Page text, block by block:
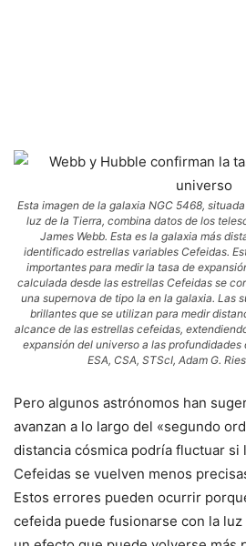
Esta imagen de la galaxia NGC 5468,
luz de la Tierra, combina datos de los
James Webb. Esta es la galaxia más
identificado estrellas variables Cefeidas.
importantes para medir la tasa de
calculada desde las estrellas Cefeidas se
una supernova de tipo Ia en la galaxia. Las
brillantes que se utilizan para medir
alcance de las estrellas cefeidas,
expansión del universo a las profundidades
ESA, CSA, STScI, Adam G.
Pero algunos astrónomos han
avanzan a lo largo del «segundo
distancia cósmica podría fluctuar si
Cefeidas se vuelven menos
Estos errores pueden ocurrir
cefeida puede fusionarse con la